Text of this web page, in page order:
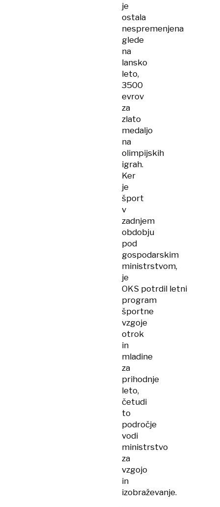
je
ostala
nespremenjena
glede
na
lansko
leto,
3500
evrov
za
zlato
medaljo
na
olimpijskih
igrah.
Ker
je
šport
v
zadnjem
obdobju
pod
gospodarskim
ministrstvom,
je
OKS potrdil letni
program
športne
vzgoje
otrok
in
mladine
za
prihodnje
leto,
četudi
to
področje
vodi
ministrstvo
za
vzgojo
in
izobraževanje.